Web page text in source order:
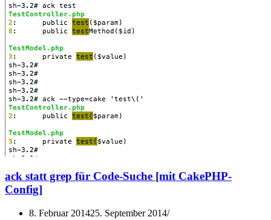
ack statt grep für Code-Suche [mit CakePHP-
Config]
8. Februar 201425. September 2014